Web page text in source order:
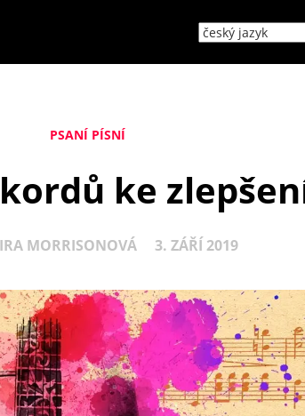
PSANÍ PÍSNÍ
ke
MORRISONOVÁ 3. ZÁŘÍ 2019